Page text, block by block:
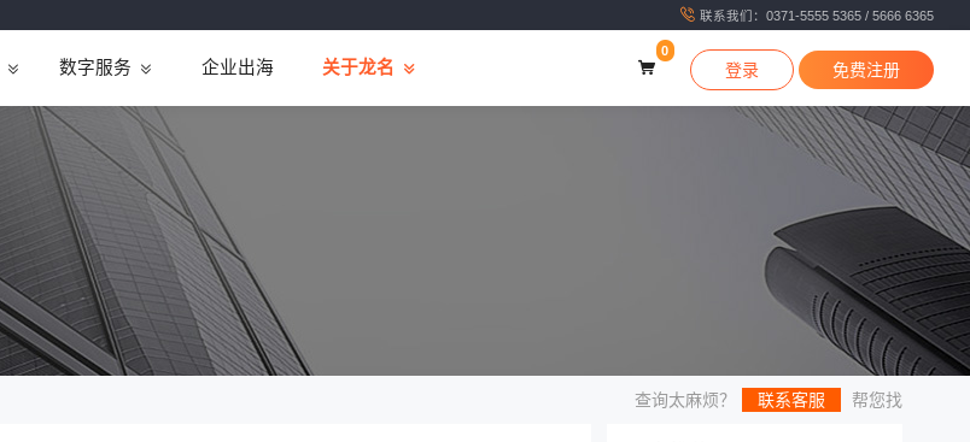
联系我们：0371-5555 5365 / 5666 6365
数字服务 企业出海 关于龙名
0
登录 免费注册
查询太麻烦？ 联系客服 帮您找